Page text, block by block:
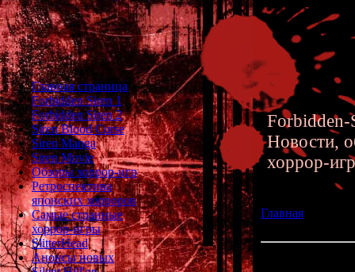
Главная страница
Forbidden Siren 1
Forbidden Siren 2
Siren Blood Curse
Siren Manga
Siren Movie
Обзоры хоррор-игр
Ретроспектива
японских хорроров
Самые странные
хоррор-игры
SlitterHead
Анонсы новых
Forbidden-
Новости,
хоррор-
Главная